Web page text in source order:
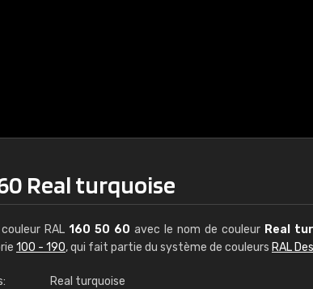
Real turquoise
RAL 160 50 60 avec le nom de couleur Real
100 - 190, qui fait partie du système de couleurs RAL
Real turquoise